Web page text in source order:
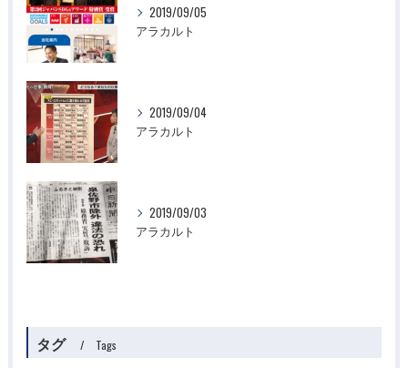
2019/09/05
アラカルト
2019/09/04
アラカルト
2019/09/03
アラカルト
タグ Tags